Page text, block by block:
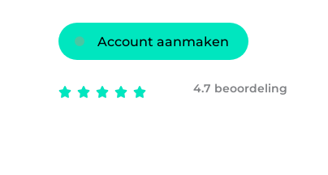
Account aanmaken
4.7 beoordeling